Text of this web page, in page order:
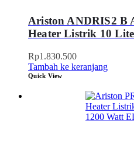
Ariston ANDRIS2 B
Heater Listrik 10
Rp1.830.500
Tambah ke keranjang
Quick View